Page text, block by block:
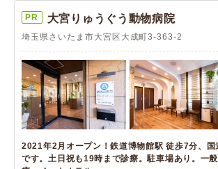
PR 大宮りゅうぐう動物病院
埼玉県さいたま市大宮区大成町3-363-2
2021年2月オープン！鉄道博物館駅 徒歩7分、
です。土日祝も19時まで診療。駐車場あり。一